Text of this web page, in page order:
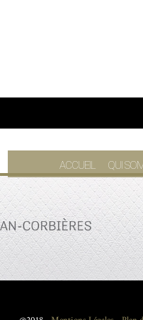
ACCUEIL QUI